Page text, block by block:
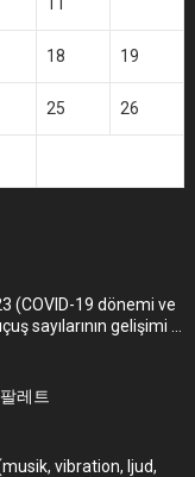
18 19
25 26
(COVID-19 dönemi ve
sayılarının gelişimi –
레트
vibration, ljud,